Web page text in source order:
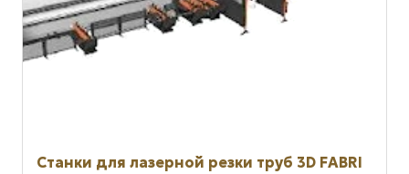
Станки для лазерной резки труб 3D FABRI